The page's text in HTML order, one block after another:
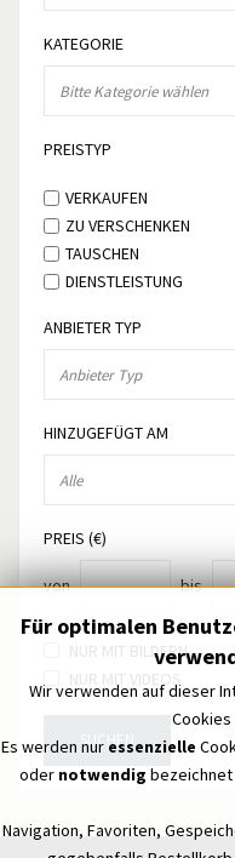
KATEGORIE
PREISTYP
VERKAUFEN
ZU VERSCHENKEN
TAUSCHEN
DIENSTLEISTUNG
ANBIETER TYP
HINZUGEFÜGT AM
PREIS (€)
von bis
NUR MIT BILDERN
NUR MIT VIDEOS
SUCHEN
Für optimalen
Wir verwenden auf dieser
Es werden nur essenzielle
oder notwendig
Navigation, Favoriten,